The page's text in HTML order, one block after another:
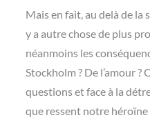
Mais en fait, au delà de la
y a autre chose de plus
néanmoins les
Stockholm ? De l’amour ?
questions et face à la
que ressent notre héroïne